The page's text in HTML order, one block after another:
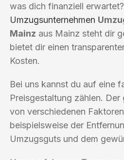
was dich finanziell
Umzugsunternehmen
Mainz aus Mainz steht dir
bietet dir einen
Kosten.
Bei uns kannst du auf eine
Preisgestaltung zählen. Der
von verschiedenen
beispielsweise der
Umzugsguts und dem